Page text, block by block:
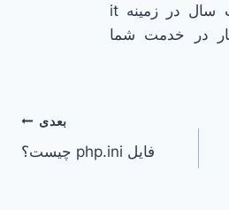
میکنم و بیش از بیست سال در زمینه it
در خدمت شما
بعدی
فایل php.ini چیست؟